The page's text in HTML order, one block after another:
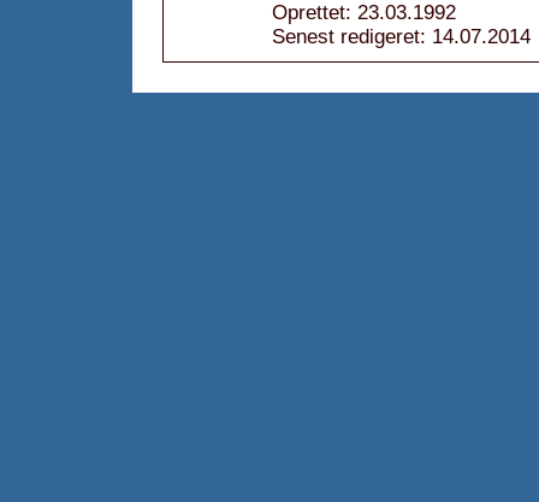
Oprettet: 23.03.1992
Senest redigeret: 14.07.2014